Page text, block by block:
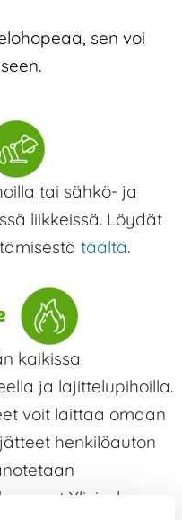
sen voi
tai sähkö- ja
liikkeissä. Löydät
täältä.
kaikissa
ja lajittelupihoilla.
voit laittaa omaan
henkilöauton
Ylivieskan